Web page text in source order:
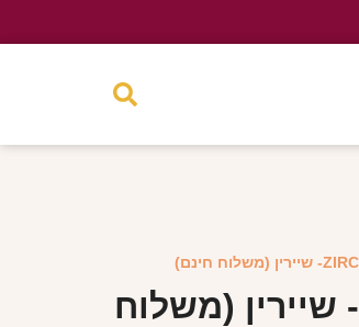
טבעת נשים Zirconia- שיירין (משלוח